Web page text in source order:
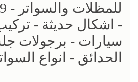
- اشكال حديثة -
سيارات - برجولات
الحدائق - انواع